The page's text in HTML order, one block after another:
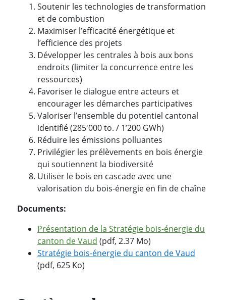
Soutenir les technologies de transformation
et de combustion
Maximiser l’efficacité énergétique et
l’efficience des projets
Développer les centrales à bois aux bons
endroits (limiter la concurrence entre les
ressources)
Favoriser le dialogue entre acteurs et
encourager les démarches participatives
Valoriser l’ensemble du potentiel cantonal
identifié (285'000 to. / 1’200 GWh)
Réduire les émissions polluantes
Privilégier les prélèvements en bois énergie
qui soutiennent la biodiversité
Utiliser le bois en cascade avec une
valorisation du bois-énergie en fin de chaîne
Documents:
Présentation de la Stratégie bois-énergie du
canton de Vaud (pdf, 2.37 Mo)
Stratégie bois-énergie du canton de Vaud
(pdf, 625 Ko)